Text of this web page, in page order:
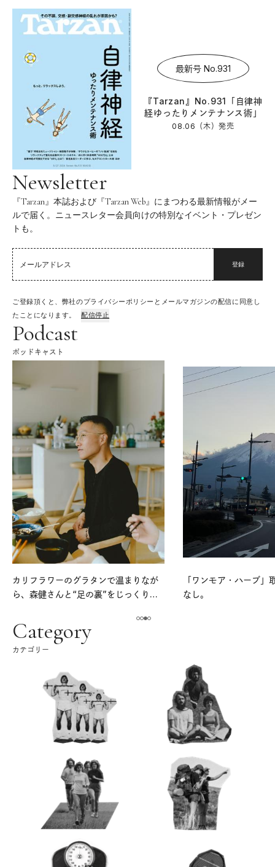
最新号 No.931
『Tarzan』No.931「自律神
経ゆったりメンテナンス術」
08.06（木）発売
Newsletter
『Tarzan』本誌および『Tarzan Web』にまつわる最新情報がメー
ルで届く。ニュースレター会員向けの特別なイベント・プレゼン
トも。
登録
ご登録頂くと、弊社のプライバシーポリシーとメールマガジンの配信に同意し
たことになります。
配信停止
Podcast
ポッドキャスト
カリフラワーのグラタンで温まりなが
ら、森健さんと“足の裏”をじっくり考
ク
「ワンモア・ハーブ」
なし。
Category
カテゴリー